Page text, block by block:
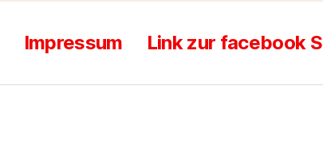
Impressum Link zur facebook